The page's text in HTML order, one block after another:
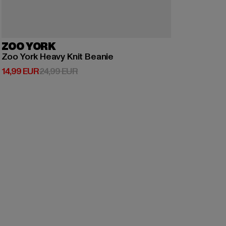
ZOO YORK
Zoo York Heavy Knit Beanie
14,99 EUR
Derzeitiger Preis: 14,99 EUR
24,99 EURAktionspreis: 24,99 EUR